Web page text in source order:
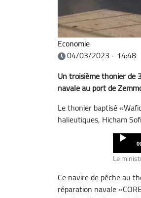
Economie
04/03/2023 - 14:48
Un troisième thonier de
navale au port de
Le thonier baptisé
halieutiques, Hicham
Audio
Player
Le
Ce navire de pêche au
réparation navale